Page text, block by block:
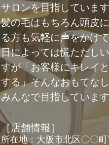
サロンを目指しています
髪の毛はもちろん頭皮
る方も気軽に声をかけて
日によっては慌ただし
すが「お客様にキレイ
する」そんなおもてな
みんなで目指しています
［店舗情報］
所在地：大阪市北区〇〇町